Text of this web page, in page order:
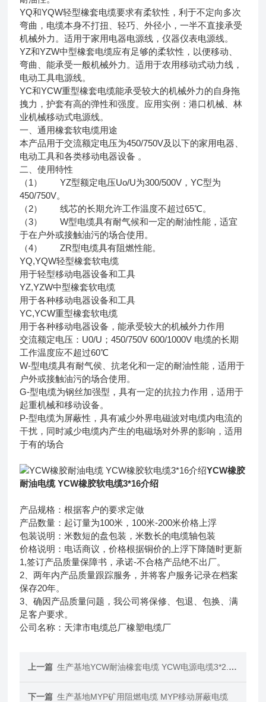
YQ和YQW轻型橡套电缆要求有柔软性，利于不定向多次
弯曲，电缆本身不打扭、轻巧、外径小，一半不直接承受
机械外力。适用于家用电器电源线，仪器仪表电源线。
YZ和YZW中型橡套电缆应有足够的柔软性，以便移动、
弯曲、能承受一般机械外力。适用于农用移动式动力线，
电动工具电源线。
YC和YCW重型橡套电缆能承受较大的机械外力的自身拖
拽力，护套有高的弹性和强度。应用实例：港口机械、林
业机械移动式电源线。
一、通用橡套软电缆用途
本产品用于交流额定电压为450/750V及以下的家用电器、
电动工具和各类移动电器设备 。
二、使用特性
（1） YZ型额定电压Uo/U为300/500V，YC型为
450/750V。
（2） 线芯的长期允许工作温度不超过65℃。
（3） W型电缆具有耐气候和一定的耐油性能，适宜
于在户外或接触油污的场合使用。
（4） ZR型电缆具有阻燃性能。
YQ,YQW轻型橡套软电缆
用于轻型移动电器设备和工具
YZ,YZW中型橡套软电缆
用于各种移动电器设备和工具
YC,YCW重型橡套软电缆
用于各种移动电器设备，能承受较大的机械外力作用
交流额定电压：U0/U；450/750V 600/1000V 电缆的长期
工作温度应不超过60℃
W-型电缆具有耐气侯、抗老化和一定的耐油性能，适用于
户外或接触油污的场合使用。
G-型电缆为钢丝加强型，具有一定的抗拉力作用，适用于
起重机械和移动设备。
P-型电缆为屏蔽性，具有减少外界电磁波对电缆内电流的
干扰，同时减少电缆内产生的电磁场对外界的影响，适用
于有的场合
YCW橡胶
耐油电缆 YCW橡胶软电缆3*16介绍
产品规格：根据客户的要求定做
产品数量：起订量为100米，100米-200米价格上浮
包装说明：米数短的盘包装，米数长的电缆轴包装
价格说明：电话商议，价格根据铜价的上浮下降随时更新
1,签订产品质量保障书，承诺-不合格产品绝不出厂。
2、两年内产品质量跟踪服务，并将客户服务记录在档案
保存20年。
3、确因产品质量问题，我公司将保修、包退、包换、满
足客户要求。
公司名称：天津市电缆总厂橡塑电缆厂
上一篇 生产基地YCW耐油橡套电缆 YCW电源电缆3*2.5*价格
下一篇 生产基地MYP矿用阻燃电缆 MYP移动屏蔽电缆